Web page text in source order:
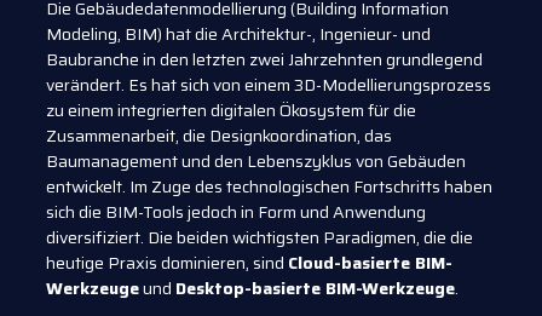
Die Gebäudedatenmodellierung (Building Information
Modeling, BIM) hat die Architektur-, Ingenieur- und
Baubranche in den letzten zwei Jahrzehnten grundlegend
verändert. Es hat sich von einem 3D-Modellierungsprozess
zu einem integrierten digitalen Ökosystem für die
Zusammenarbeit, die Designkoordination, das
Baumanagement und den Lebenszyklus von Gebäuden
entwickelt. Im Zuge des technologischen Fortschritts haben
sich die BIM-Tools jedoch in Form und Anwendung
diversifiziert. Die beiden wichtigsten Paradigmen, die die
heutige Praxis dominieren, sind Cloud-basierte BIM-
Werkzeugeund Desktop-basierte BIM-Werkzeuge.